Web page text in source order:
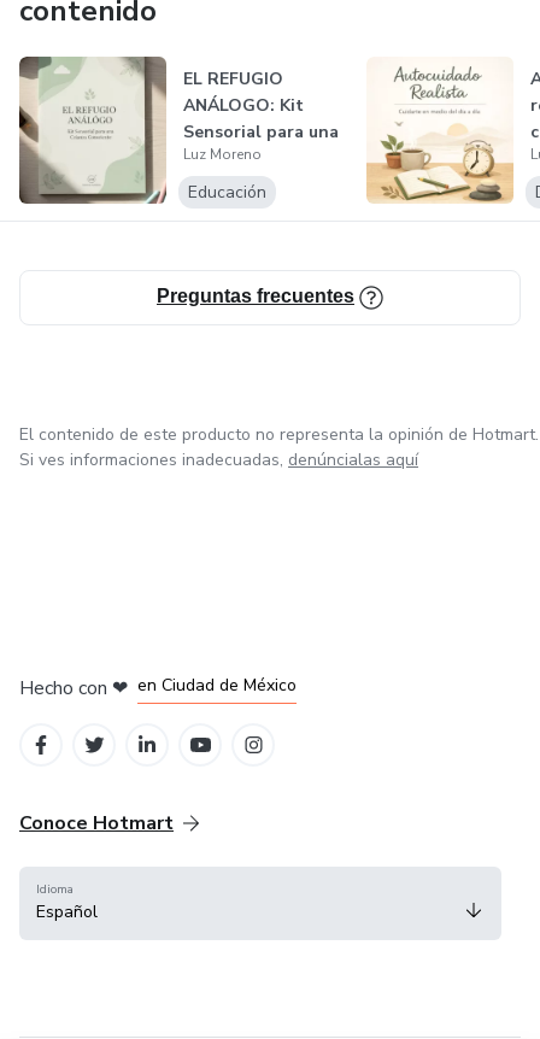
El acceso es inmediato tras la compra, el pago es 100 %
seguro a través de Hotmart y cuentas con una garantía de
7 días para explorar el material con tranquilidad.
✔️ Si buscas una forma más respetuosa de organizarte y
avanzar sin agotarte, esta guía puede acompañarte.
contenido
EL REFUGIO
ANÁLOGO: Kit
Sensorial para una
Crianza
Conscient...
Luz Moreno
Educación
Preguntas frecuentes
El contenido de este producto no representa la opinión de Hotmart.
Si ves informaciones inadecuadas, denúncialas aquí
Hecho con ❤ en Ciudad de México
Conoce Hotmart
Idioma
Español